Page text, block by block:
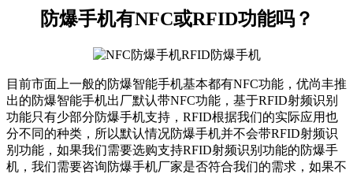
防爆手机有NFC或RFID功能吗？
目前市面上一般的防爆智能手机基本都有NFC功能，优尚丰推
出的防爆智能手机出厂默认带NFC功能，基于RFID射频识别
功能只有少部分防爆手机支持，RFID根据我们的实际应用也
分不同的种类，所以默认情况防爆手机并不会带RFID射频识
别功能，如果我们需要选购支持RFID射频识别功能的防爆手
机，我们需要咨询防爆手机厂家是否符合我们的需求，如果不